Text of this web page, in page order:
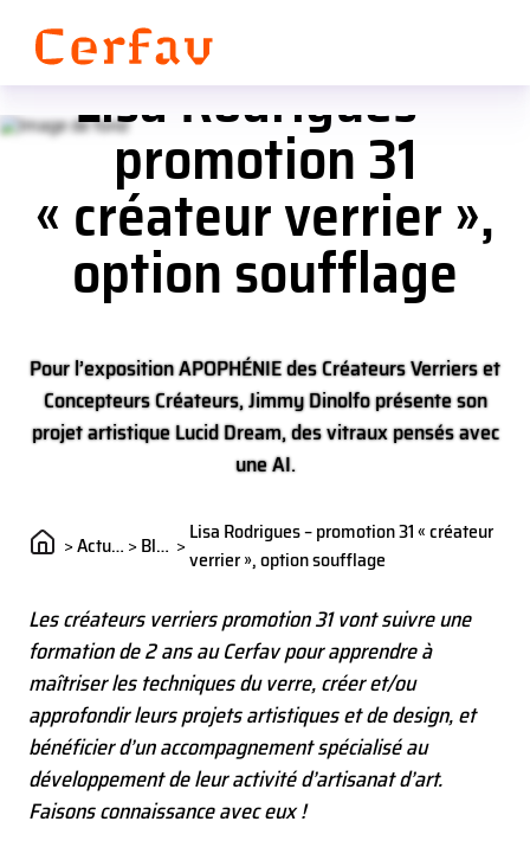
Lisa Rodrigues –
promotion 31
« créateur verrier »,
option soufflage
Pour l’exposition APOPHÉNIE des Créateurs Verriers et
Concepteurs Créateurs, Jimmy Dinolfo présente son
projet artistique Lucid Dream, des vitraux pensés avec
une AI.
> Actualités > Blog >Lisa Rodrigues – promotion 31 « créateur
verrier », option soufflage
Les créateurs verriers promotion 31 vont suivre une
formation de 2 ans au Cerfav pour apprendre à
maîtriser les techniques du verre, créer et/ou
approfondir leurs projets artistiques et de design, et
bénéficier d’un accompagnement spécialisé au
développement de leur activité d’artisanat d’art.
Faisons connaissance avec eux !